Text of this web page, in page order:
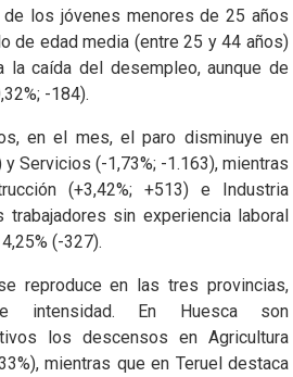
los jóvenes menores de 25 años
de edad media (entre 25 y 44 años)
la caída del desempleo, aunque de
-184).
en el mes, el paro disminuye en
Servicios (-1,73%; -1.163), mientras
(+3,42%; +513) e Industria
trabajadores sin experiencia laboral
(-327).
reproduce en las tres provincias,
intensidad. En Huesca son
los descensos en Agricultura
mientras que en Teruel destaca